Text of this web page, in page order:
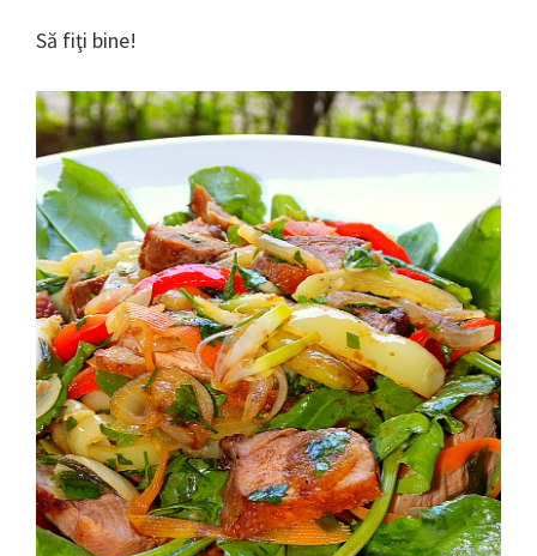
Să fiţi bine!